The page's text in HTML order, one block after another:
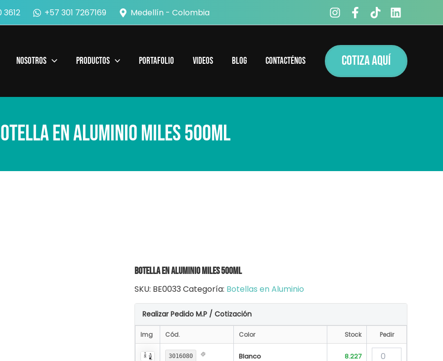
+57 301 7267169 Medellín - Colombia
Nosotros Productos Portafolio Videos Blog Contacténos COTIZA AQUÍ
en Aluminio Miles 500ml
Botella en Aluminio Miles 500ml
SKU: BE0033Categoría: Botellas en Aluminio
Realizar Pedido M.P / Cotización
Img Cód. Color Stock Pedir
3016080 Blanco 8.227